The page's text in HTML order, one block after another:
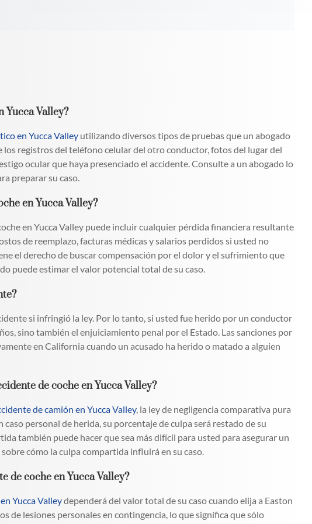
Yucca Valley?
en Yucca Valley utilizando diversos tipos de pruebas que un abogado
registros del teléfono celular del otro conductor, fotos del lugar del
ocular que haya presenciado el accidente. Consulte a un abogado lo
preparar su caso.
en Yucca Valley?
en Yucca Valley puede incluir cualquier pérdida financiera resultante
de reemplazo, facturas médicas y salarios perdidos si usted no
el derecho de buscar compensación por el dolor y el sufrimiento que
puede estimar el valor potencial total de su caso.
si infringió la ley. Por lo tanto, si usted fue herido por un conductor
sino también el enjuiciamiento penal por el Estado. Las sanciones por
en California cuando un acusado ha herido o matado a alguien
de coche en Yucca Valley?
de camión en Yucca Valley, la ley de negligencia comparativa pura
personal de herida, su porcentaje de culpa será restado de su
también puede hacer que sea más difícil para usted para asegurar un
cómo la culpa compartida influirá en su caso.
de coche en Yucca Valley?
Yucca Valleydependerá del valor total de su caso cuando elija a Easton
de lesiones personales en contingencia, lo que significa que sólo